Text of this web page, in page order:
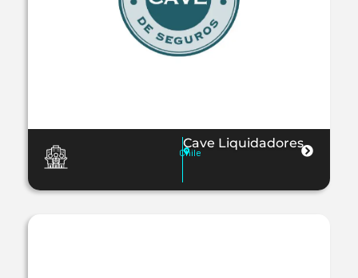
Cave Liquidadores
Chile